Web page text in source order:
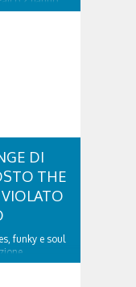
DI
THE
funky e soul
in piazza